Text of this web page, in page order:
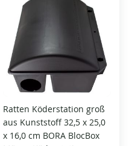
Ratten Köderstation groß
aus Kunststoff 32,5 x 25,0
x 16,0 cm BORA BlocBox